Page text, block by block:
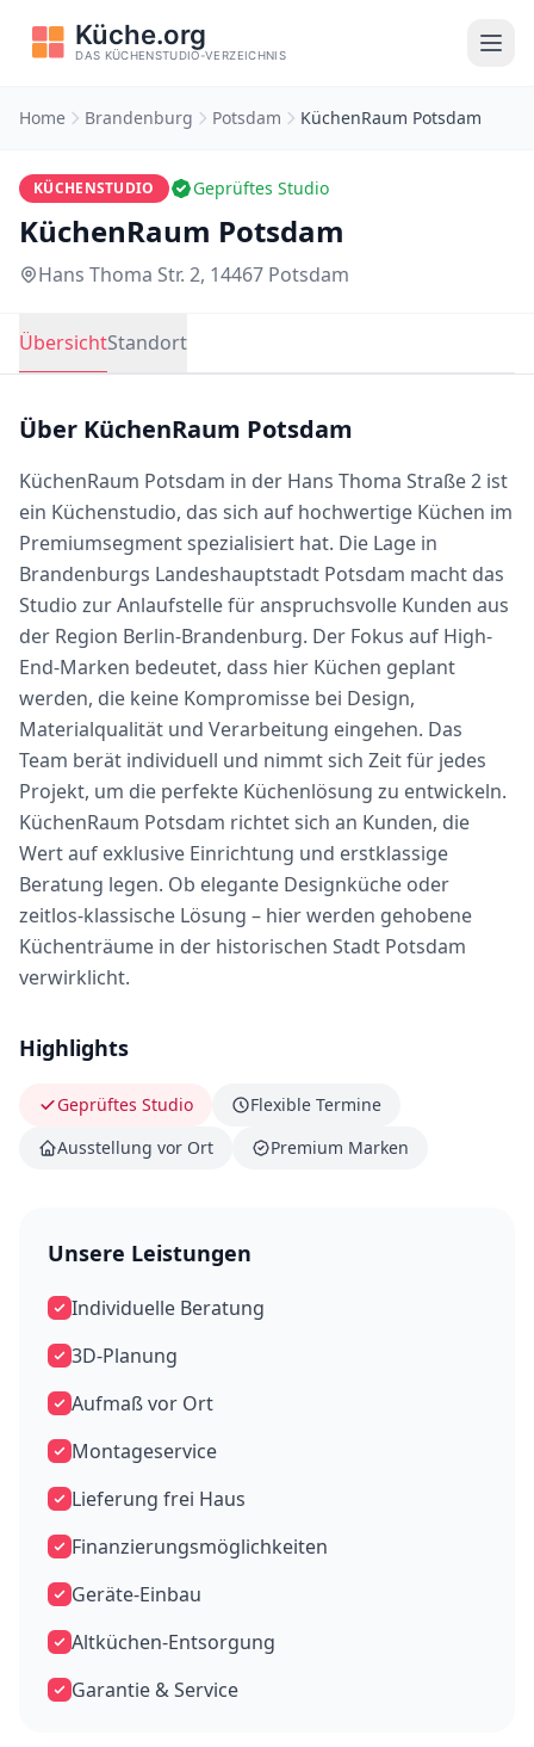
Home Brandenburg Potsdam KüchenRaum Potsdam
KÜCHENSTUDIO Geprüftes Studio
KüchenRaum Potsdam
Hans Thoma Str. 2, 14467 Potsdam
ÜbersichtStandort
Über KüchenRaum Potsdam
KüchenRaum Potsdam in der Hans Thoma Straße 2 ist
ein Küchenstudio, das sich auf hochwertige Küchen im
Premiumsegment spezialisiert hat. Die Lage in
Brandenburgs Landeshauptstadt Potsdam macht das
Studio zur Anlaufstelle für anspruchsvolle Kunden aus
der Region Berlin-Brandenburg. Der Fokus auf High-
End-Marken bedeutet, dass hier Küchen geplant
werden, die keine Kompromisse bei Design,
Materialqualität und Verarbeitung eingehen. Das
Team berät individuell und nimmt sich Zeit für jedes
Projekt, um die perfekte Küchenlösung zu entwickeln.
KüchenRaum Potsdam richtet sich an Kunden, die
Wert auf exklusive Einrichtung und erstklassige
Beratung legen. Ob elegante Designküche oder
zeitlos-klassische Lösung – hier werden gehobene
Küchenträume in der historischen Stadt Potsdam
verwirklicht.
Highlights
Geprüftes Studio
Flexible Termine
Ausstellung vor Ort
Premium Marken
Unsere Leistungen
Individuelle Beratung
3D-Planung
Aufmaß vor Ort
Montageservice
Lieferung frei Haus
Finanzierungsmöglichkeiten
Geräte-Einbau
Altküchen-Entsorgung
Garantie & Service